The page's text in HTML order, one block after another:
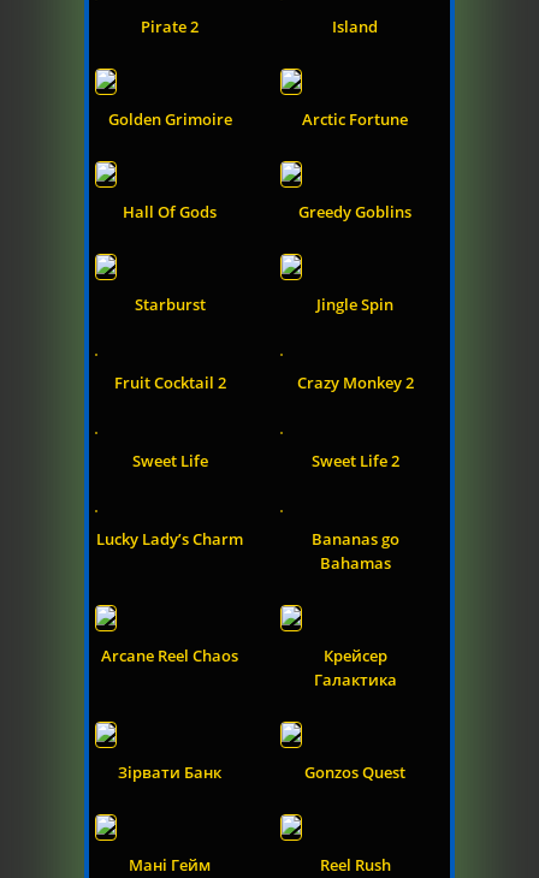
Pirate 2 Island
Golden Grimoire Arctic Fortune
Hall Of Gods Greedy Goblins
Starburst Jingle Spin
Fruit Cocktail 2 Crazy Monkey 2
Sweet Life Sweet Life 2
Lucky Lady’s Charm
Bananas go
Bahamas
Arcane Reel Chaos
Крейсер
Галактика
Зірвати Банк Gonzos Quest
Мані Гейм Reel Rush